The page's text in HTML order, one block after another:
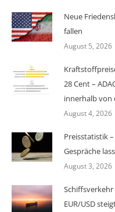
Neue
fallen
August 5, 2026
28 Cent –
innerhalb von
August 4, 2026
Preisstatistik
Gespräche
August 3, 2026
EUR/USD